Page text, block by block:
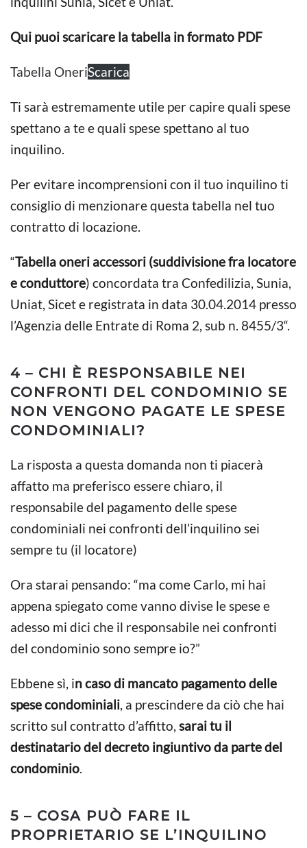
Qui puoi scaricare la tabella in formato PDF
Tabella OneriScarica
Ti sarà estremamente utile per capire quali spese
spettano a te e quali spese spettano al tuo
inquilino.
Per evitare incomprensioni con il tuo inquilino ti
consiglio di menzionare questa tabella nel tuo
contratto di locazione.
“Tabella oneri accessori (suddivisione fra locatore
e conduttore) concordata tra Confedilizia, Sunia,
Uniat, Sicet e registrata in data 30.04.2014 presso
l’Agenzia delle Entrate di Roma 2, sub n. 8455/3“.
4 – CHI È RESPONSABILE NEI
CONFRONTI DEL CONDOMINIO SE
NON VENGONO PAGATE LE SPESE
CONDOMINIALI?
La risposta a questa domanda non ti piacerà
affatto ma preferisco essere chiaro, il
responsabile del pagamento delle spese
condominiali nei confronti dell’inquilino sei
sempre tu (il locatore)
Ora starai pensando: “ma come Carlo, mi hai
appena spiegato come vanno divise le spese e
adesso mi dici che il responsabile nei confronti
del condominio sono sempre io?”
Ebbene sì, in caso di mancato pagamento delle
spese condominiali, a prescindere da ciò che hai
scritto sul contratto d’affitto, sarai tu il
destinatario del decreto ingiuntivo da parte del
condominio.
5 – COSA PUÒ FARE IL
PROPRIETARIO SE L’INQUILINO